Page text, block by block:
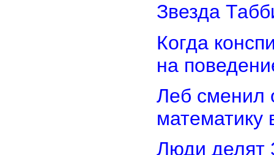
Звезда
Когда
на
Леб сменил
математику
Люди делят